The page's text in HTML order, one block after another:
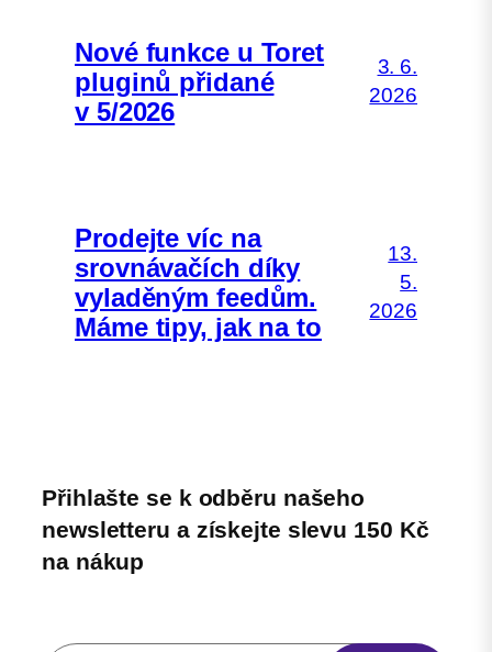
Nové funkce u Toret
pluginů přidané
v 5/2026
3. 6.
2026
Prodejte víc na
srovnávačích díky
vyladěným feedům.
Máme tipy, jak na to
13.
5.
2026
Přihlašte se k odběru našeho
newsletteru a získejte slevu 150 Kč
na nákup